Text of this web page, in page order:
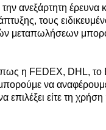
ανεξάρτητη έρευνα
τους
μεταπωλήσεων
η FEDEX, DHL, το
να
είτε τη χρήση